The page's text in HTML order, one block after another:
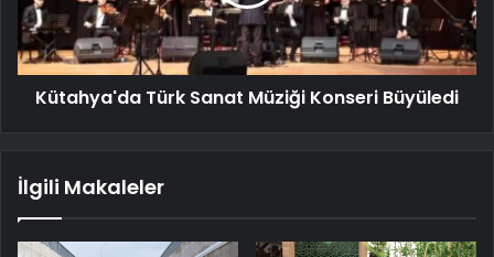
Kütahya'da Türk Sanat Müziği Konseri Büyüledi
İlgili Makaleler